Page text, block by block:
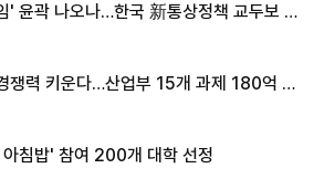
' 윤곽 나오나…한국 新통상정책 교두보 활
쟁력 키운다…산업부 15개 과제 180억 지
침밥' 참여 200개 대학 선정